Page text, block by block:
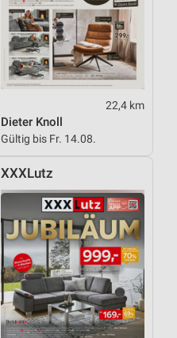
22,4 km
Dieter Knoll
Gültig bis Fr. 14.08.
XXXLutz